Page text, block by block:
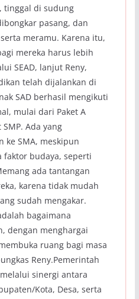
tinggal di sudung
pasang, dan
meramu. Karena itu,
mereka harus lebih
SEAD, lanjut Reny,
telah dijalankan di
SAD berhasil mengikuti
mulai dari Paket A
Ada yang
ke SMA, meskipun
faktor budaya, seperti
ada tantangan
karena tidak mudah
sudah mengakar.
bagaimana
dengan menghargai
ruang bagi masa
Reny.Pemerintah
sinergi antara
Kota, Desa, serta